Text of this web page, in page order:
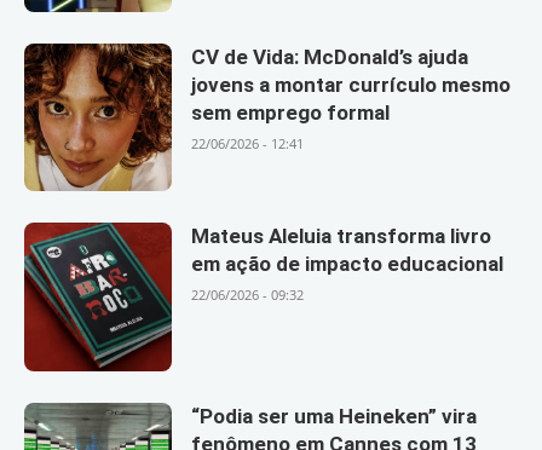
CV de Vida: McDonald’s ajuda
jovens a montar currículo mesmo
sem emprego formal
22/06/2026 - 12:41
Mateus Aleluia transforma livro
em ação de impacto educacional
22/06/2026 - 09:32
“Podia ser uma Heineken” vira
fenômeno em Cannes com 13